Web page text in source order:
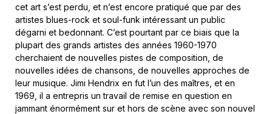
cet art s’est perdu, et n’est encore pratiqué que par des
artistes blues-rock et soul-funk intéressant un public
dégarni et bedonnant. C’est pourtant par ce biais que la
plupart des grands artistes des années 1960-1970
cherchaient de nouvelles pistes de composition, de
nouvelles idées de chansons, de nouvelles approches de
leur musique. Jimi Hendrix en fut l’un des maîtres, et en
1969, il a entrepris un travail de remise en question en
jammant énormément sur et hors de scène avec son nouvel